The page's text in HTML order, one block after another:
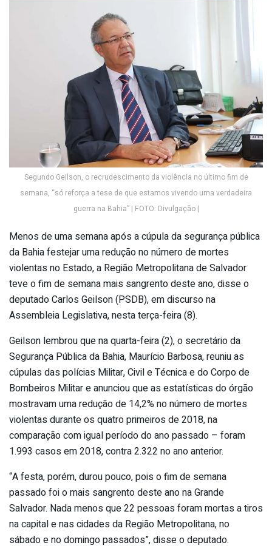
Segundo Geilson, o recrudescimento da violência no último fim de
semana, “só reforça a tese de que estamos vivendo uma verdadeira
guerra na Bahia” | FOTO: Divulgação |
Menos de uma semana após a cúpula da segurança pública
da Bahia festejar uma redução no número de mortes
violentas no Estado, a Região Metropolitana de Salvador
teve o fim de semana mais sangrento deste ano, disse o
deputado Carlos Geilson (PSDB), em discurso na
Assembleia Legislativa, nesta terça-feira (8).
Geilson lembrou que na quarta-feira (2), o secretário da
Segurança Pública da Bahia, Maurício Barbosa, reuniu as
cúpulas das polícias Militar, Civil e Técnica e do Corpo de
Bombeiros Militar e anunciou que as estatísticas do órgão
mostravam uma redução de 14,2% no número de mortes
violentas durante os quatro primeiros de 2018, na
comparação com igual período do ano passado – foram
1.993 casos em 2018, contra 2.322 no ano anterior.
“A festa, porém, durou pouco, pois o fim de semana
passado foi o mais sangrento deste ano na Grande
Salvador. Nada menos que 22 pessoas foram mortas a tiros
na capital e nas cidades da Região Metropolitana, no
sábado e no domingo passados”, disse o deputado.